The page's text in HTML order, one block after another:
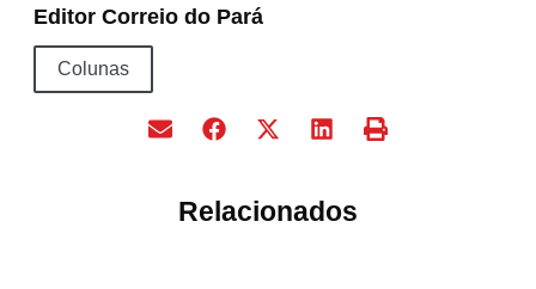
Editor Correio do Pará
Colunas
Relacionados